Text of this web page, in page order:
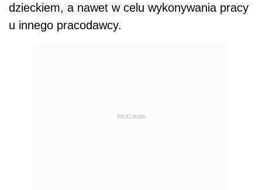
dzieckiem, a nawet w celu wykonywania pracy
u innego pracodawcy.
REKLAMA